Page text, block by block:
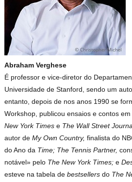
Abraham Verghese
É professor e vice-diretor do
Universidade de Stanford, sendo um
entanto, depois de nos anos 1990 se
Workshop, publicou ensaios e contos em
New York Timese The Wall Street
autor deMy Own Country,finalista do
do Ano da Time; The Tennis Partner,
notável» pelo The New York Times;e
esteve na tabela debestsellersdo The